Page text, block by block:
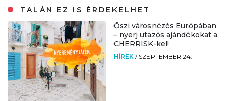
TALÁN EZ IS ÉRDEKELHET
Őszi városnézés Európában
– nyerj utazós ajándékokat a
CHERRISK-kel!
HÍREK / SZEPTEMBER 24.